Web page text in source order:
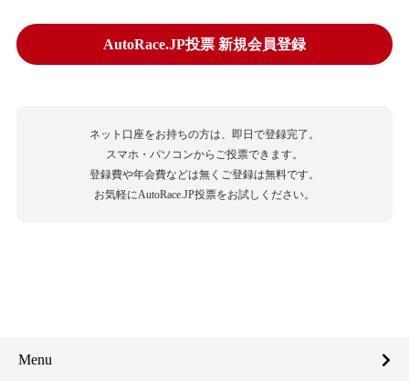
AutoRace.JP投票 新規会員登録
ネット口座をお持ちの方は、即日で登録完了。
スマホ・パソコンからご投票できます。
登録費や年会費などは無くご登録は無料です。
お気軽にAutoRace.JP投票をお試しください。
Menu